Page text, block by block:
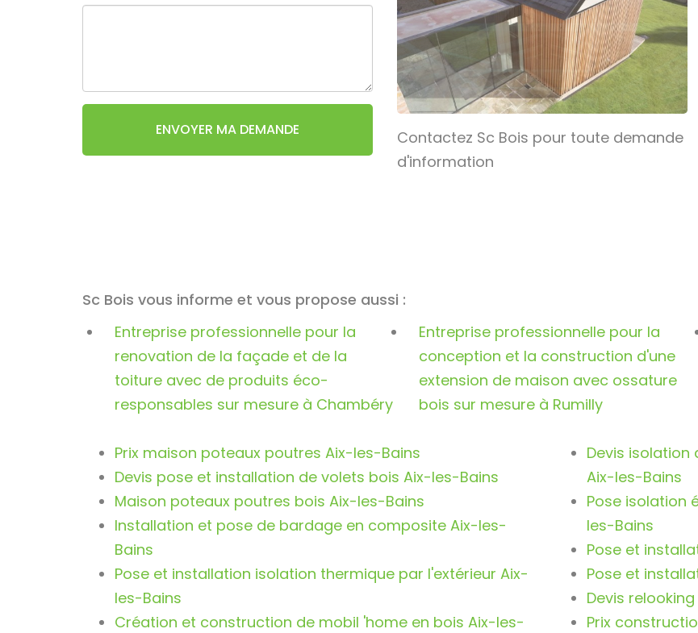
ENVOYER MA DEMANDE
Contactez Sc Bois pour toute demande
d'information
Sc Bois vous informe et vous propose aussi :
Entreprise professionnelle pour la
renovation de la façade et de la
toiture avec de produits éco-
responsables sur mesure à Chambéry
Entreprise professionnelle pour la
conception et la construction d'une
extension de maison avec ossature
bois sur mesure à Rumilly
Prix maison poteaux poutres Aix-les-Bains
Devis pose et installation de volets bois Aix-les-Bains
Maison poteaux poutres bois Aix-les-Bains
Installation et pose de bardage en composite Aix-les-
Bains
Pose et installation isolation thermique par l'extérieur Aix-
les-Bains
Création et construction de mobil 'home en bois Aix-les-
Devis
Aix-les-Bains
Pose isolation
les-Bains
Pose et
Pose et
Devis
Prix